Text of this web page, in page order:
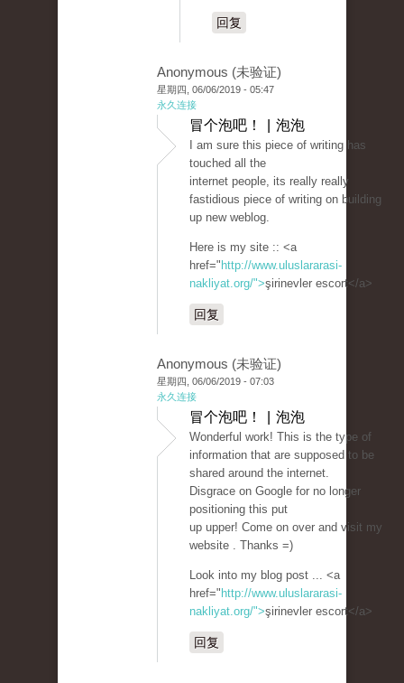
回复
Anonymous (未验证)
星期四, 06/06/2019 - 05:47
永久连接
冒个泡吧！ | 泡泡
I am sure this piece of writing has
touched all the
internet people, its really really
fastidious piece of writing on building
up new weblog.
Here is my site :: <a
href=" http://www.uluslararasi-
nakliyat.org/">şirinevler escort</a>
回复
Anonymous (未验证)
星期四, 06/06/2019 - 07:03
永久连接
冒个泡吧！ | 泡泡
Wonderful work! This is the type of
information that are supposed to be
shared around the internet.
Disgrace on Google for no longer
positioning this put
up upper! Come on over and visit my
website . Thanks =)
Look into my blog post ... <a
href=" http://www.uluslararasi-
nakliyat.org/">şirinevler escort</a>
回复